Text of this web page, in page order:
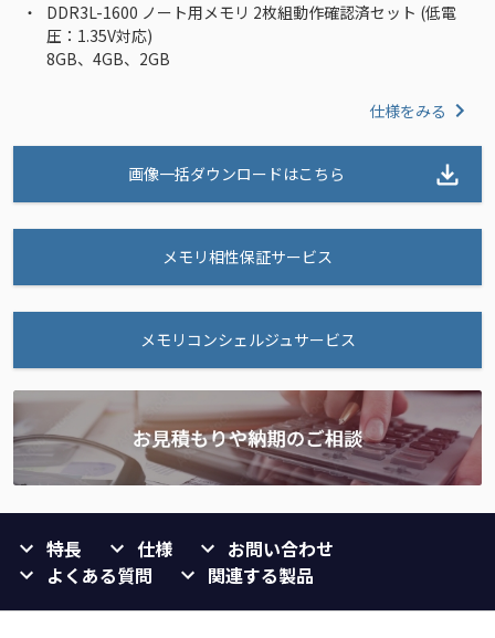
DDR3L-1600 ノート用メモリ 2枚組動作確認済セット (低電
圧：1.35V対応)
8GB、4GB、2GB
仕様をみる
画像一括ダウンロードはこちら
メモリ相性保証サービス
メモリコンシェルジュサービス
特長 仕様
お問い合わせ
よくある質問
関連する製品